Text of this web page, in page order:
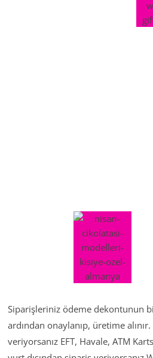
Siparişleriniz ödeme dekontunun
ardından onaylanıp, üretime
veriyorsanız EFT, Havale, ATM